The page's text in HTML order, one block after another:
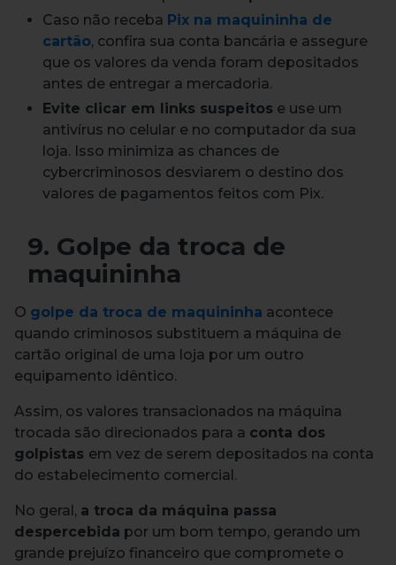
Caso não receba Pix na maquininha de
cartão, confira sua conta bancária e assegure
que os valores da venda foram depositados
antes de entregar a mercadoria.
Evite clicar em links suspeitos e use um
antivírus no celular e no computador da sua
loja. Isso minimiza as chances de
cybercriminosos desviarem o destino dos
valores de pagamentos feitos com Pix.
9. Golpe da troca de
maquininha
O golpe da troca de maquininha acontece
quando criminosos substituem a máquina de
cartão original de uma loja por um outro
equipamento idêntico.
Assim, os valores transacionados na máquina
trocada são direcionados para a conta dos
golpistas em vez de serem depositados na conta
do estabelecimento comercial.
No geral, a troca da máquina passa
despercebida por um bom tempo, gerando um
grande prejuízo financeiro que compromete o